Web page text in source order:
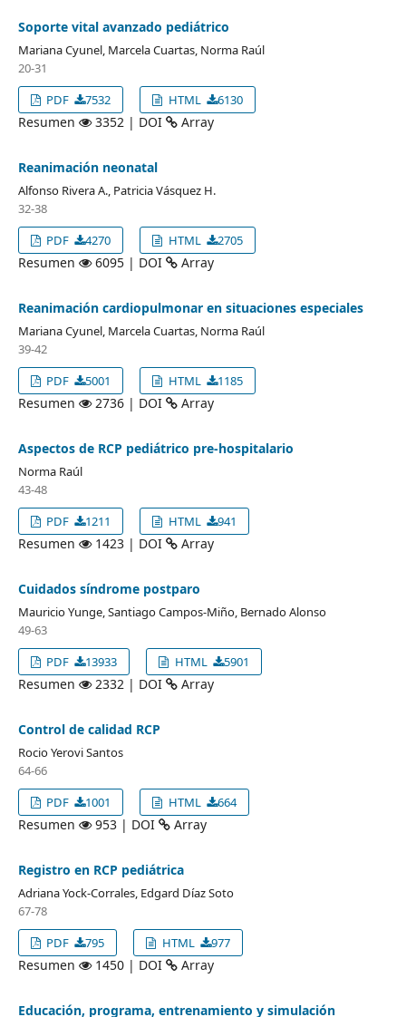
Soporte vital avanzado pediátrico
Mariana Cyunel, Marcela Cuartas, Norma Raúl
20-31
PDF
7532 HTML 6130
Resumen 3352 | DOI Array
Reanimación neonatal
Alfonso Rivera A., Patricia Vásquez H.
32-38
PDF
4270 HTML 2705
Resumen 6095 | DOI Array
Reanimación cardiopulmonar en situaciones especiales
Mariana Cyunel, Marcela Cuartas, Norma Raúl
39-42
PDF
5001 HTML 1185
Resumen 2736 | DOI Array
Aspectos de RCP pediátrico pre-hospitalario
Norma Raúl
43-48
PDF
1211 HTML 941
Resumen 1423 | DOI Array
Cuidados síndrome postparo
Mauricio Yunge, Santiago Campos-Miño, Bernado Alonso
49-63
PDF
13933 HTML 5901
Resumen 2332 | DOI Array
Control de calidad RCP
Rocio Yerovi Santos
64-66
PDF
1001 HTML 664
Resumen 953 | DOI Array
Registro en RCP pediátrica
Adriana Yock-Corrales, Edgard Díaz Soto
67-78
PDF
795 HTML 977
Resumen 1450 | DOI Array
Educación, programa, entrenamiento y simulación